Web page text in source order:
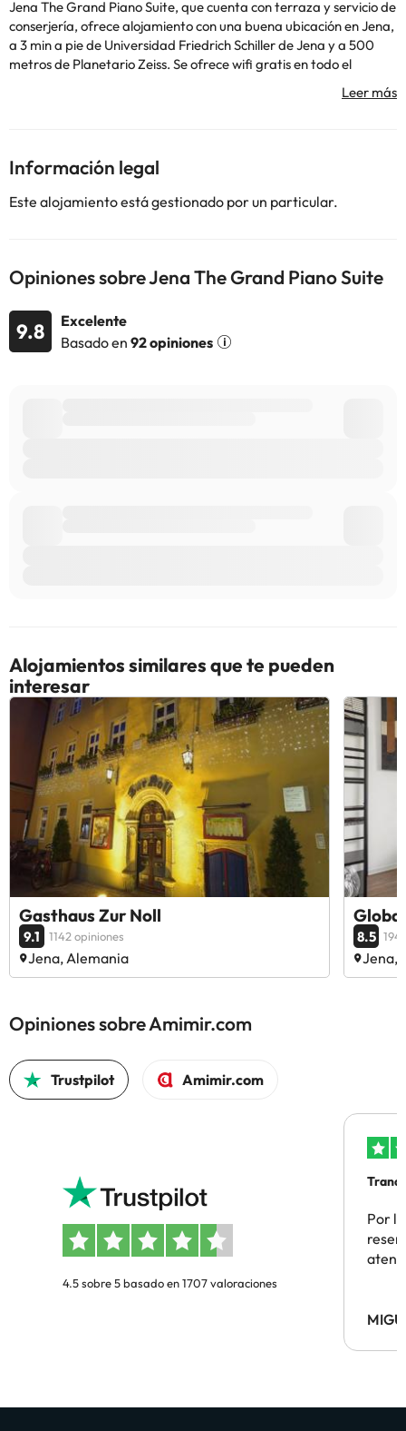
Jena The Grand Piano Suite, que cuenta con terraza y servicio de
conserjería, ofrece alojamiento con una buena ubicación en Jena,
a 3 min a pie de Universidad Friedrich Schiller de Jena y a 500
metros de Planetario Zeiss. Se ofrece wifi gratis en todo el
apartamento cuenta con balcón y vistas a la ciudad, y dispone
Hay toallas y ropa de cama en el apartamento. Cerca del
alojamiento hay puntos de interés como Torre JenTower,
Memorial de Goethe y Museo de la Óptica, Jena. El aeropuerto
más cercano (Aeropuerto de Erfurt-Weimar) está a 55 km.
consultar sus tarifas directamente en el establecimiento. Toda la
información de esta ficha está sujeta a cambios por parte del
alojamiento. Si tienes dudas, contáctanos.
Información legal
Este alojamiento está gestionado por un particular.
Opiniones sobre Jena The Grand Piano Suite
9.8
Excelente
Basado en 92 opiniones
Alojamientos similares que te pueden
interesar
Gasthaus Zur Noll
9.1 1142 opiniones
Jena, Alemania
8.5 194
Jena,
Opiniones sobre Amimir.com
Trustpilot Amimir.com
4.5 sobre 5 basado en 1707 valoraciones
Por